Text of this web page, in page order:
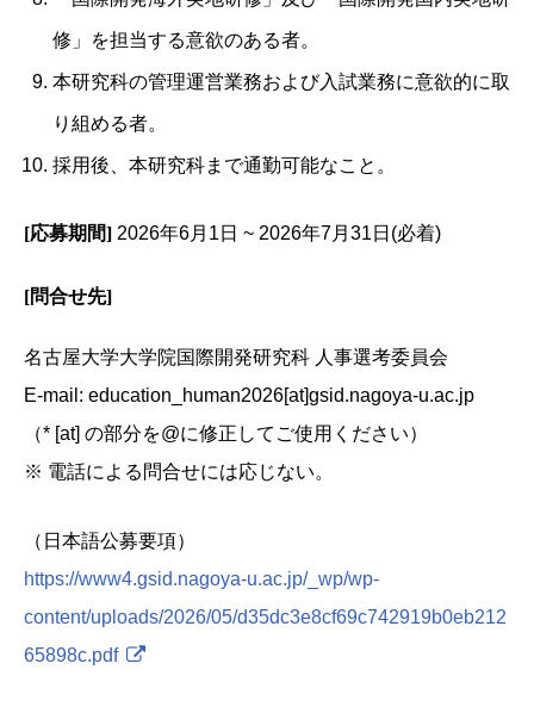
修」を担当する意欲のある者。
本研究科の管理運営業務および入試業務に意欲的に取
り組める者。
採用後、本研究科まで通勤可能なこと。
[応募期間] 2026年6月1日 ~ 2026年7月31日(必着)
[問合せ先]
名古屋大学大学院国際開発研究科 人事選考委員会
E-mail: education_human2026[at]gsid.nagoya-u.ac.jp
（* [at] の部分を@に修正してご使用ください）
※ 電話による問合せには応じない。
（日本語公募要項）
https://www4.gsid.nagoya-u.ac.jp/_wp/wp-
content/uploads/2026/05/d35dc3e8cf69c742919b0eb212
65898c.pdf